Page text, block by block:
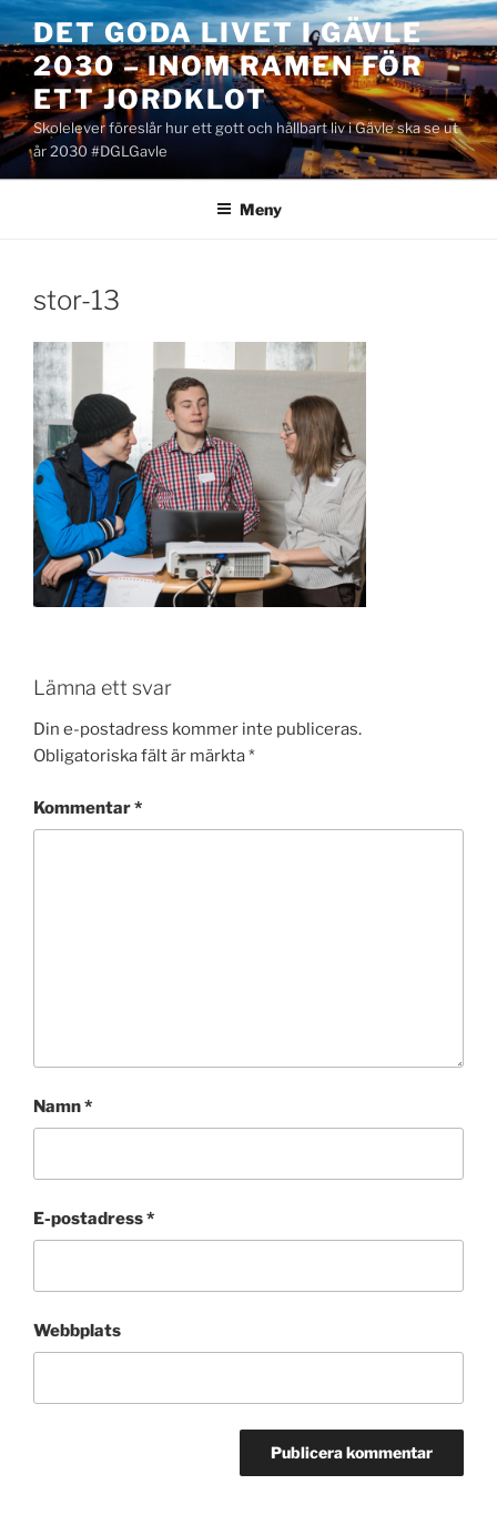
Hoppa
till
innehåll
DET GODA LIVET I GÄVLE
2030 – INOM RAMEN FÖR
ETT JORDKLOT
Skolelever föreslår hur ett gott och hållbart liv i Gävle ska se ut
år 2030 #DGLGavle
Meny
stor-13
Lämna ett svar
Din e-postadress kommer inte publiceras.
Obligatoriska fält är märkta*
Kommentar*
Namn*
E-postadress*
Webbplats